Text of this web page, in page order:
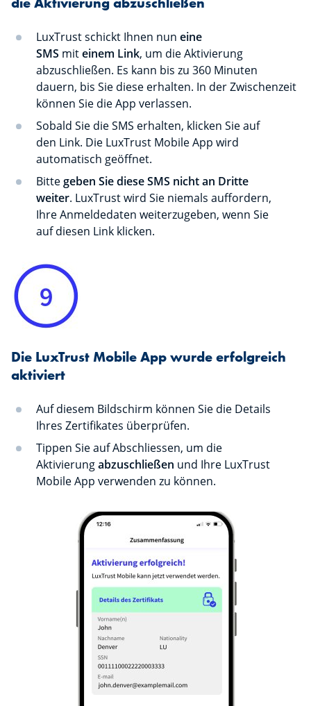
LuxTrust schickt Ihnen nun eine
SMS miteinem Link, um die Aktivierung
abzuschließen. Es kann bis zu 360 Minuten
dauern, bis Sie diese erhalten. In der Zwischenzeit
können Sie die App verlassen.
Sobald Sie die SMS erhalten, klicken Sie auf
den Link. Die LuxTrust Mobile App wird
automatisch geöffnet.
Bittegeben Sie diese SMS nicht an Dritte
weiter. LuxTrust wird Sie niemals auffordern,
Ihre Anmeldedaten weiterzugeben, wenn Sie
auf diesen Link klicken.
Die LuxTrust Mobile App wurde erfolgreich
aktiviert
Auf diesem Bildschirm können Sie die Details
Ihres Zertifikates überprüfen.
Tippen Sie auf Abschliessen, um die
Aktivierungabzuschließen und Ihre LuxTrust
Mobile App verwenden zu können.